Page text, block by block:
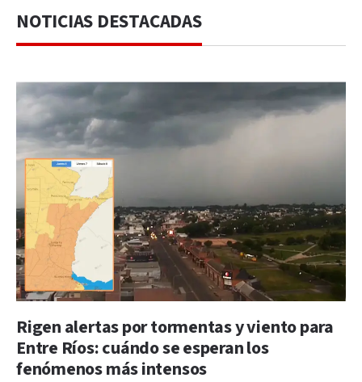
NOTICIAS DESTACADAS
Rigen alertas por tormentas y viento para
Entre Ríos: cuándo se esperan los
fenómenos más intensos